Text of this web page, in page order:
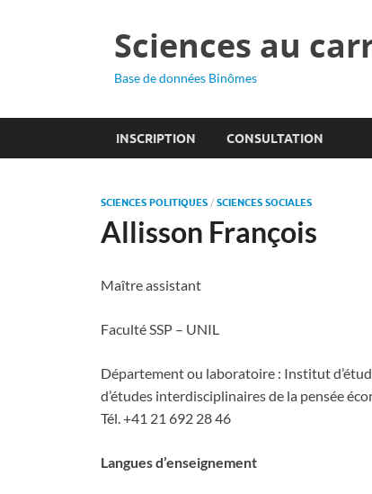
Sciences au
Base de données Binômes
INSCRIPTION CONSULTATION
SCIENCES POLITIQUES / SCIENCES SOCIALES
Allisson François
Maître assistant
Faculté SSP – UNIL
Département ou laboratoire : Institut
d’études interdisciplinaires de la pensée
Tél. +41 21 692 28 46
Langues d’enseignement